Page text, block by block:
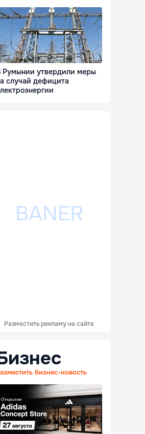
Румынии утвердили меры
случай дефицита
Разместить рекламу на сайте
бизнес-новость